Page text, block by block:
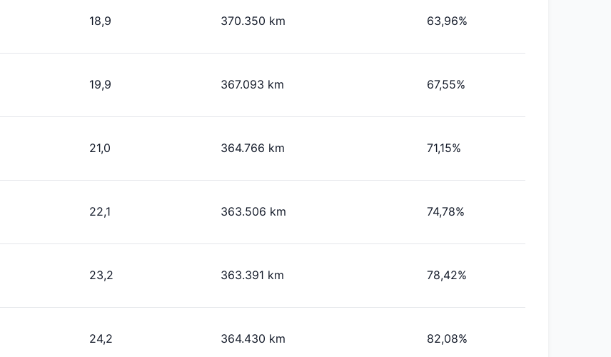
18,9 370.350 km 63,96%
19,9 367.093 km 67,55%
21,0 364.766 km 71,15%
22,1 363.506 km 74,78%
23,2 363.391 km 78,42%
24,2 364.430 km 82,08%